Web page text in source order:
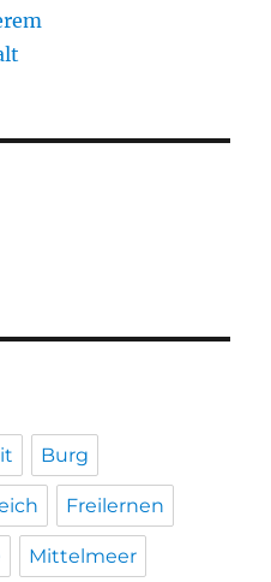
Burg
Freilernen
Mittelmeer